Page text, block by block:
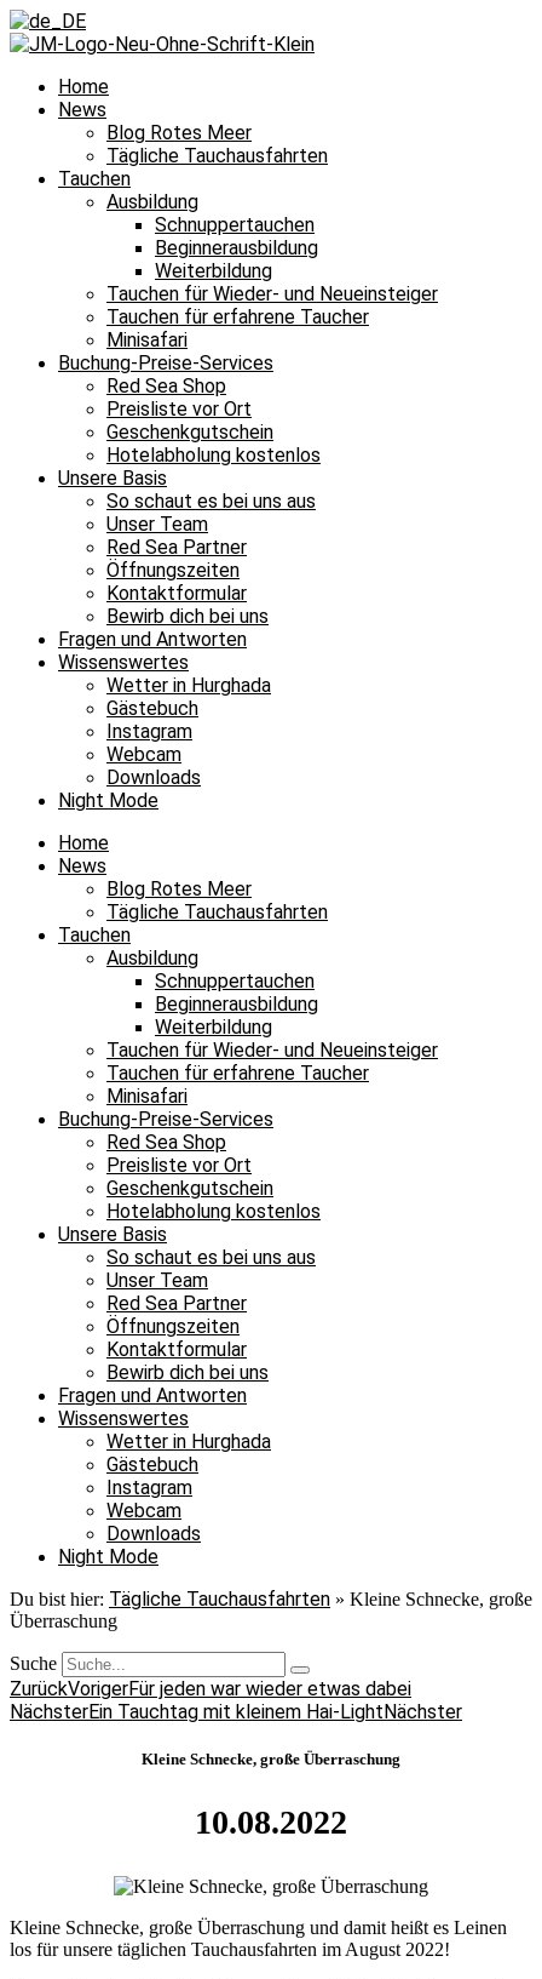
Home
News
Blog Rotes Meer
Tägliche Tauchausfahrten
Tauchen
Ausbildung
Schnuppertauchen
Beginnerausbildung
Weiterbildung
Tauchen für Wieder- und Neueinsteiger
Tauchen für erfahrene Taucher
Minisafari
Buchung-Preise-Services
Red Sea Shop
Preisliste vor Ort
Geschenkgutschein
Hotelabholung kostenlos
Unsere Basis
So schaut es bei uns aus
Unser Team
Red Sea Partner
Öffnungszeiten
Kontaktformular
Bewirb dich bei uns
Fragen und Antworten
Wissenswertes
Wetter in Hurghada
Gästebuch
Instagram
Webcam
Downloads
Night Mode
Home
News
Blog Rotes Meer
Tägliche Tauchausfahrten
Tauchen
Ausbildung
Schnuppertauchen
Beginnerausbildung
Weiterbildung
Tauchen für Wieder- und Neueinsteiger
Tauchen für erfahrene Taucher
Minisafari
Buchung-Preise-Services
Red Sea Shop
Preisliste vor Ort
Geschenkgutschein
Hotelabholung kostenlos
Unsere Basis
So schaut es bei uns aus
Unser Team
Red Sea Partner
Öffnungszeiten
Kontaktformular
Bewirb dich bei uns
Fragen und Antworten
Wissenswertes
Wetter in Hurghada
Gästebuch
Instagram
Webcam
Downloads
Night Mode
Du bist hier: Tägliche Tauchausfahrten » Kleine Schnecke, große
Überraschung
Suche
ZurückVorigerFür jeden war wieder etwas dabei
NächsterEin Tauchtag mit kleinem Hai-LightNächster
Kleine Schnecke, große Überraschung
10.08.2022
Kleine Schnecke, große Überraschung und damit heißt es Leinen
los für unsere täglichen Tauchausfahrten im August 2022!